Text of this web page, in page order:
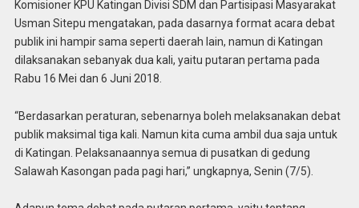
Komisioner KPU Katingan Divisi SDM dan Partisipasi Masyarakat
Usman Sitepu mengatakan, pada dasarnya format acara debat
publik ini hampir sama seperti daerah lain, namun di Katingan
dilaksanakan sebanyak dua kali, yaitu putaran pertama pada
Rabu 16 Mei dan 6 Juni 2018.
“Berdasarkan peraturan, sebenarnya boleh melaksanakan debat
publik maksimal tiga kali. Namun kita cuma ambil dua saja untuk
di Katingan. Pelaksanaannya semua di pusatkan di gedung
Salawah Kasongan pada pagi hari,” ungkapnya, Senin (7/5).